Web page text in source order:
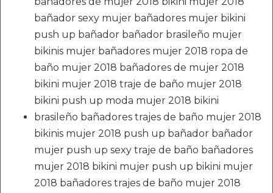
bañador sexy mujer bañadores mujer bikini
push up bañador bañador brasileño mujer
bikinis mujer bañadores mujer 2018 ropa de
baño mujer 2018 bañadores de mujer 2018
bikini mujer 2018 traje de baño mujer 2018
bikini push up moda mujer 2018 bikini
brasileño bañadores trajes de baño mujer 2018
bikinis mujer 2018 push up bañador bañador
mujer push up sexy traje de baño bañadores
mujer 2018 bikini mujer push up bikini mujer
2018 bañadores trajes de baño mujer 2018